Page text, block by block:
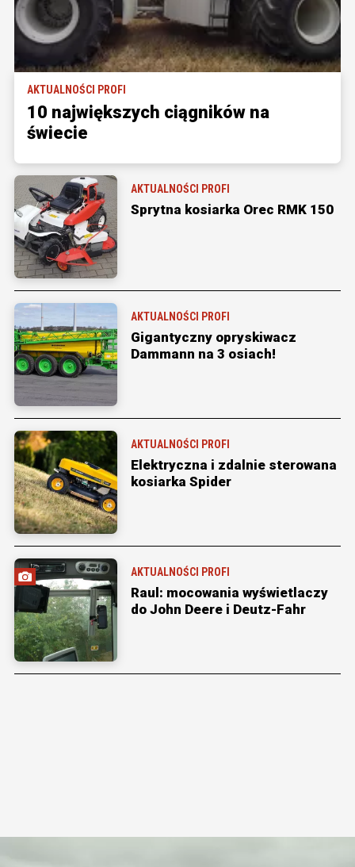
AKTUALNOŚCI PROFI
10 największych ciągników na
świecie
AKTUALNOŚCI PROFI
Sprytna kosiarka Orec RMK 150
AKTUALNOŚCI PROFI
Gigantyczny opryskiwacz
Dammann na 3 osiach!
AKTUALNOŚCI PROFI
Elektryczna i zdalnie sterowana
kosiarka Spider
AKTUALNOŚCI PROFI
Raul: mocowania wyświetlaczy
do John Deere i Deutz-Fahr